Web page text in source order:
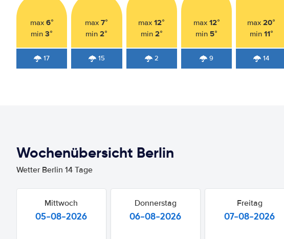
max 6°
min3°
17
max7°
min2°
15
max12°
min 2°
2
max 12°
min 5°
9
max20°
min 11°
14
Wochenübersicht Berlin
Wetter Berlin 14 Tage
Mittwoch
05-08-2026
Donnerstag
06-08-2026
Freitag
07-08-2026